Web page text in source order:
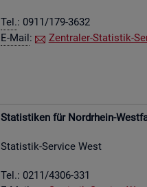
Tel.: 0911/179-3632
E-Mail: Zen­tra­ler-Sta­tis­tik-
Sta­tis­ti­ken für Nord­rhein-
Sta­tis­tik-Ser­vice West
Tel.: 0211/4306-331